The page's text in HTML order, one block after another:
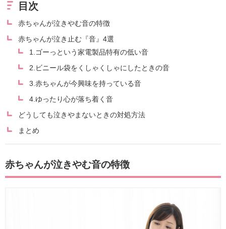
目次
赤ちゃんが泣きやむ音の特徴
赤ちゃんが泣き止む『音』4選
1.ゴーっという家電製品特有の低い音
2.ビニール袋をくしゃくしゃにしたときの音
3.赤ちゃんが今興味を持っている音
4.ゆったり心が落ち着く音
どうしても泣きやまないときの対処方法
まとめ
赤ちゃんが泣きやむ音の特徴